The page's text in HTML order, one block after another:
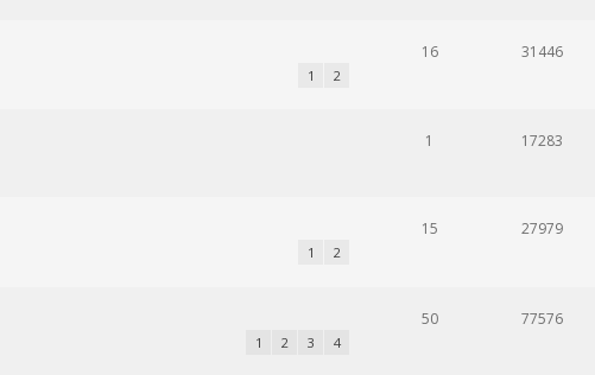
1 2
16 31446
1 17283
1 2
15 27979
1 2 3 4
50 77576